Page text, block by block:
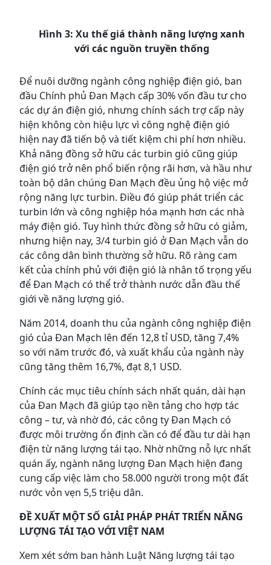
Hình 3: Xu thế giá thành năng lượng xanh
với các nguồn truyền thống
Để nuôi dưỡng ngành công nghiệp điện gió, ban
đầu Chính phủ Đan Mạch cấp 30% vốn đầu tư cho
các dự án điện gió, nhưng chính sách trợ cấp này
hiện không còn hiệu lực vì công nghệ điện gió
hiện nay đã tiến bộ và tiết kiệm chi phí hơn nhiều.
Khả năng đồng sở hữu các turbin gió cũng giúp
điện gió trở nên phổ biến rộng rãi hơn, và hầu như
toàn bộ dân chúng Đan Mạch đều ủng hộ việc mở
rộng năng lực turbin. Điều đó giúp phát triển các
turbin lớn và công nghiệp hóa mạnh hơn các nhà
máy điện gió. Tuy hình thức đồng sở hữu có giảm,
nhưng hiện nay, 3/4 turbin gió ở Đan Mạch vẫn do
các công dân bình thường sở hữu. Rõ ràng cam
kết của chính phủ với điện gió là nhân tố trọng yếu
để Đan Mạch có thể trở thành nước dẫn đầu thế
giới về năng lượng gió.
Năm 2014, doanh thu của ngành công nghiệp điện
gió của Đan Mạch lên đến 12,8 tỉ USD, tăng 7,4%
so với năm trước đó, và xuất khẩu của ngành này
cũng tăng thêm 16,7%, đạt 8,1 USD.
Chính các mục tiêu chính sách nhất quán, dài hạn
của Đan Mạch đã giúp tạo nền tảng cho hợp tác
công – tư, và nhờ đó, các công ty Đan Mạch có
được môi trường ổn định cần có để đầu tư dài hạn
điện từ năng lượng tái tạo. Nhờ những nỗ lực nhất
quán ấy, ngành năng lượng Đan Mạch hiện đang
cung cấp việc làm cho 58.000 người trong một đất
nước vỏn vẹn 5,5 triệu dân.
ĐỀ XUẤT MỘT SỐ GIẢI PHÁP PHÁT TRIỂN NĂNG
LƯỢNG TÁI TẠO VỚI VIỆT NAM
Xem xét sớm ban hành Luật Năng lượng tái tạo